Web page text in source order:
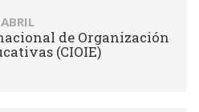
de Organización
(CIOIE)